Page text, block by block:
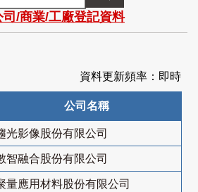
司/商業/工廠登記資料
資料更新頻率：即時
公司名稱
光影像股份有限公司
智融合股份有限公司
量應用材料股份有限公司